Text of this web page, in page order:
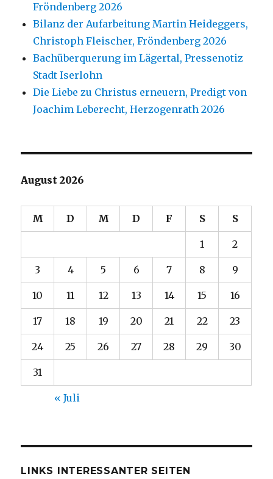
Fröndenberg 2026
Bilanz der Aufarbeitung Martin Heideggers,
Christoph Fleischer, Fröndenberg 2026
Bachüberquerung im Lägertal, Pressenotiz
Stadt Iserlohn
Die Liebe zu Christus erneuern, Predigt von
Joachim Leberecht, Herzogenrath 2026
August 2026
M D M D F S S
1 2
3 4 5 6 7 8 9
10 11 12 13 14 15 16
17 18 19 20 21 22 23
24 25 26 27 28 29 30
31
« Juli
LINKS INTERESSANTER SEITEN